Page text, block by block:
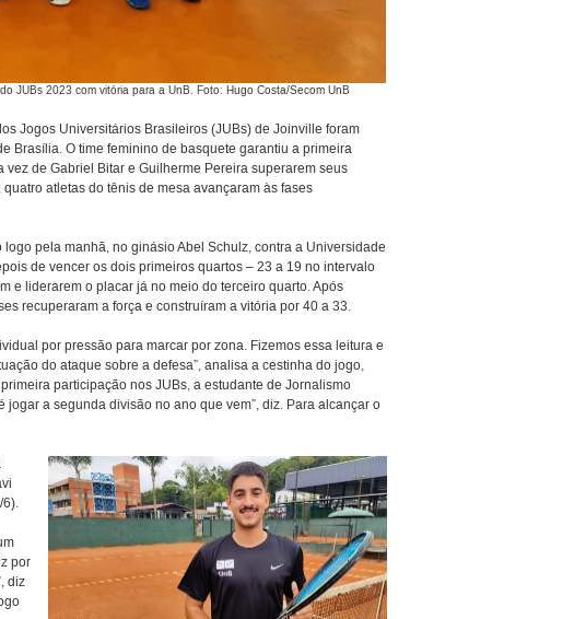
JUBs 2023 com vitória para a UnB. Foto: Hugo Costa/Secom UnB
Jogos Universitários Brasileiros (JUBs) de Joinville foram
Brasília. O time feminino de basquete garantiu a primeira
de Gabriel Bitar e Guilherme Pereira superarem seus
atletas do tênis de mesa avançaram às fases
pela manhã, no ginásio Abel Schulz, contra a Universidade
de vencer os dois primeiros quartos – 23 a 19 no intervalo
e liderarem o placar já no meio do terceiro quarto. Após
recuperaram a força e construíram a vitória por 40 a 33.
por pressão para marcar por zona. Fizemos essa leitura e
do ataque sobre a defesa”, analisa a cestinha do jogo,
participação nos JUBs, a estudante de Jornalismo
jogar a segunda divisão no ano que vem”, diz. Para alcançar o
6).
por
diz